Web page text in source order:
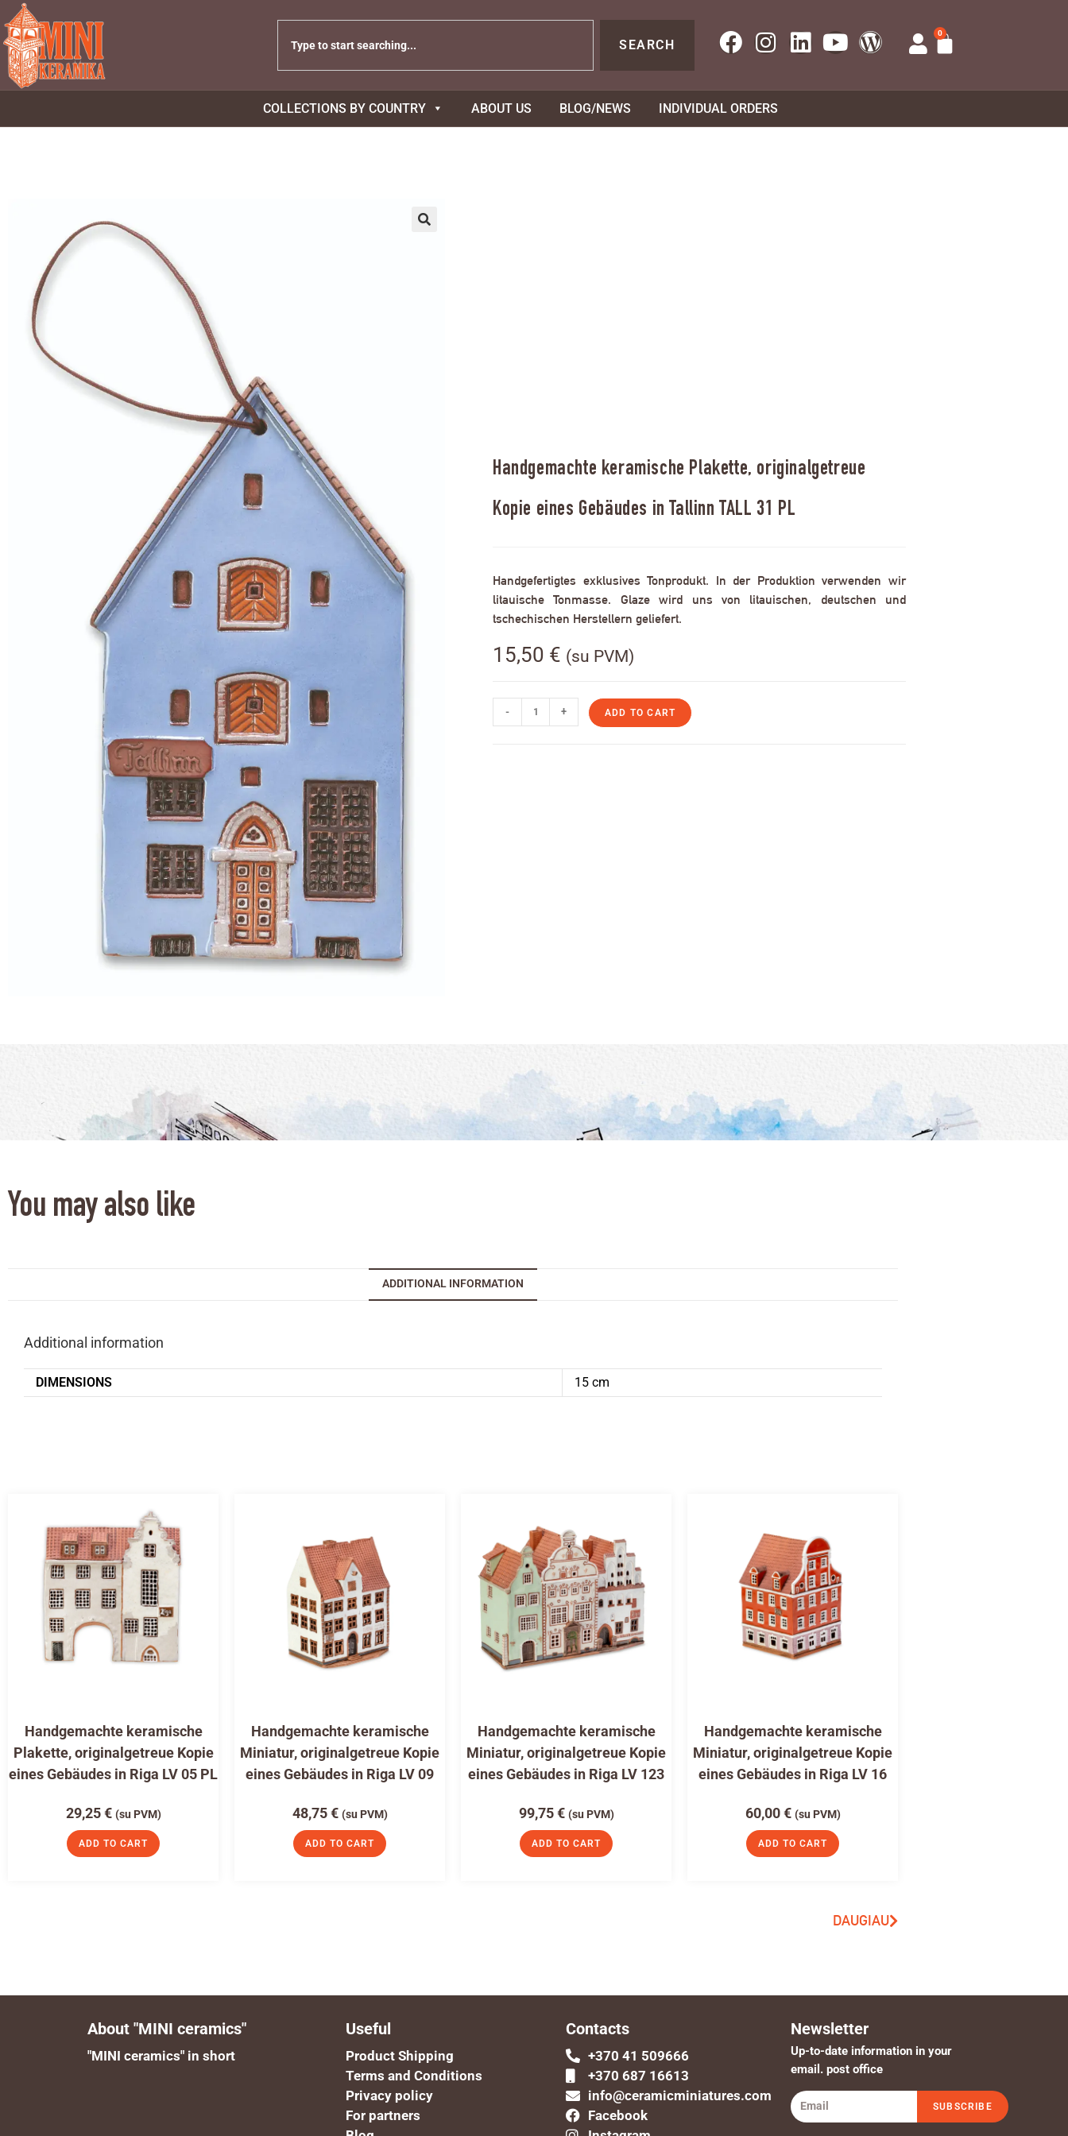
SEARCH
0
COLLECTIONS BY COUNTRY ABOUT US BLOG/NEWS INDIVIDUAL ORDERS
Handgemachte keramische Plakette, originalgetreue
Kopie eines Gebäudes in Tallinn TALL 31 PL
Handgefertigtes exklusives Tonprodukt. In der Produktion verwenden wir
litauische Tonmasse. Glaze wird uns von litauischen, deutschen und
tschechischen Herstellern geliefert.
15,50 € (su PVM)
- + ADD TO CART
You may also like
ADDITIONAL INFORMATION
Additional information
DIMENSIONS 15 cm
Handgemachte keramische
Plakette, originalgetreue Kopie
eines Gebäudes in Riga LV 05 PL
29,25€ (su PVM)
ADD TO CART
Handgemachte keramische
Miniatur, originalgetreue Kopie
eines Gebäudes in Riga LV 09
48,75€ (su PVM)
ADD TO CART
Handgemachte keramische
Miniatur, originalgetreue Kopie
eines Gebäudes in Riga LV 123
99,75€ (su PVM)
ADD TO CART
Handgemachte keramische
Miniatur, originalgetreue Kopie
eines Gebäudes in Riga LV 16
60,00€ (su PVM)
ADD TO CART
DAUGIAU
About "MINI ceramics"
"MINI ceramics" in short
Useful
Product Shipping
Terms and Conditions
Privacy policy
For partners
Contacts
+370 41 509666
+370 687 16613
info@ceramicminiatures.com
Facebook
Newsletter
Up-to-date information in your
email. post office
SUBSCRIBE